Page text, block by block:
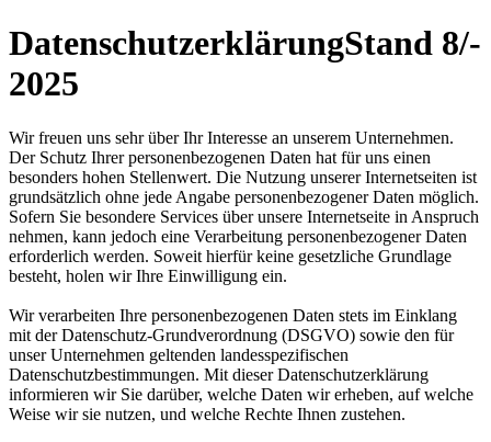
DatenschutzerklärungStand 8/­
2025
Wir freuen uns sehr über Ihr Interesse an unserem Unternehmen.
Der Schutz Ihrer personenbezogenen Daten hat für uns einen
besonders hohen Stellenwert. Die Nutzung unserer Internetseiten ist
grundsätzlich ohne jede Angabe personenbezogener Daten möglich.
Sofern Sie besondere Services über unsere Internetseite in Anspruch
nehmen, kann jedoch eine Verarbeitung personenbezogener Daten
erforderlich werden. Soweit hierfür keine gesetzliche Grundlage
besteht, holen wir Ihre Einwilligung ein.
Wir verarbeiten Ihre personenbezogenen Daten stets im Einklang
mit der Datenschutz-Grundverordnung (DSGVO) sowie den für
unser Unternehmen geltenden landesspezifischen
Datenschutzbestimmungen. Mit dieser Datenschutzerklärung
informieren wir Sie darüber, welche Daten wir erheben, auf welche
Weise wir sie nutzen, und welche Rechte Ihnen zustehen.